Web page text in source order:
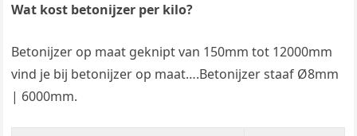
Wat kost betonijzer per kilo?
Betonijzer op maat geknipt van 150mm tot 12000mm
vind je bij betonijzer op maat….Betonijzer staaf Ø8mm
| 6000mm.